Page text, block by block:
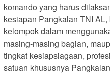
komando yang harus
kesiapan Pangkalan TNI
kelompok dalam
masing-masing bagian,
tingkat kesiapsiagaan,
satuan khususnya